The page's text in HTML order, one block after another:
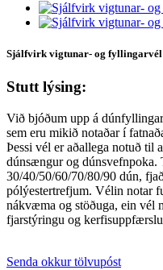
Sjálfvirk vigtunar- og fyllingarvél
Stutt lýsing:
Við bjóðum upp á
sem eru mikið notaðar í
Þessi vél er aðallega notuð til
dúnsængur og
30/40/50/60/70/80/90 dún,
pólýestertrefjum. Vélin notar
nákvæma og stöðuga, ein vél
fjarstýringu og
Senda okkur tölvupóst